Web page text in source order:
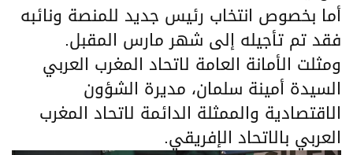
أما بخصوص انتخاب رئيس جديد للمنصة ونائبه
فقد تم تأجيله إلى شهر مارس المقبل.
ومثلت الأمانة العامة لاتحاد المغرب العربي
السيدة أمينة سلمان، مديرة الشؤون
الاقتصادية والممثلة الدائمة لاتحاد المغرب
العربي بالاتحاد الإفريقي.